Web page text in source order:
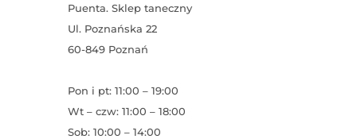
Puenta. Sklep taneczny
Ul. Poznańska 22
60-849 Poznań
Pon i pt: 11:00 – 19:00
Wt – czw: 11:00 – 18:00
Sob: 10:00 – 14:00